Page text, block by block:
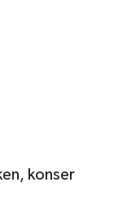
konser